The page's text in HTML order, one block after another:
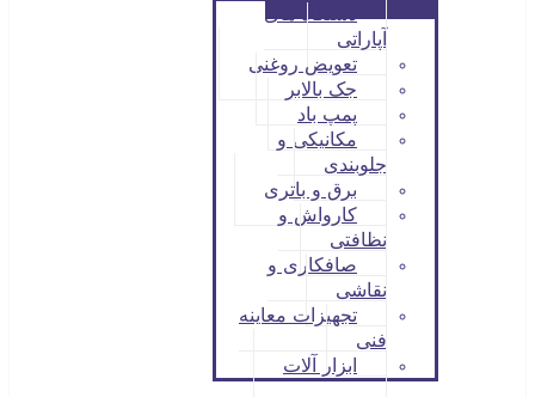
دستگاه های
آپاراتی
تعویض روغنی
جک بالابر
پمپ باد
مکانیکی و
جلوبندی
برق و باتری
کارواش و
نظافتی
صافکاری و
نقاشی
تجهیزات معاینه
فنی
ابزار آلات